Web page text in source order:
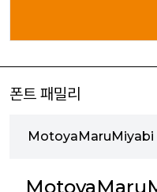
폰트 패밀리
MotoyaMaruMiyabi